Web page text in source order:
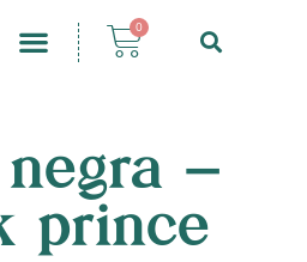
0
–
prince